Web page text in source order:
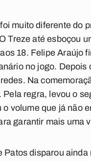
muito diferente do
Treze até esboçou
18. Felipe Araújo
no jogo.
Na
Pela regra, levou o
volume que já não
garantir mais uma
Patos disparou